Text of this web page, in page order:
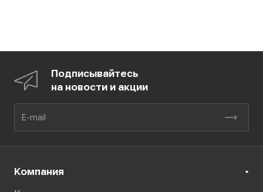
Подписывайтесь
на новости и акции
Компания